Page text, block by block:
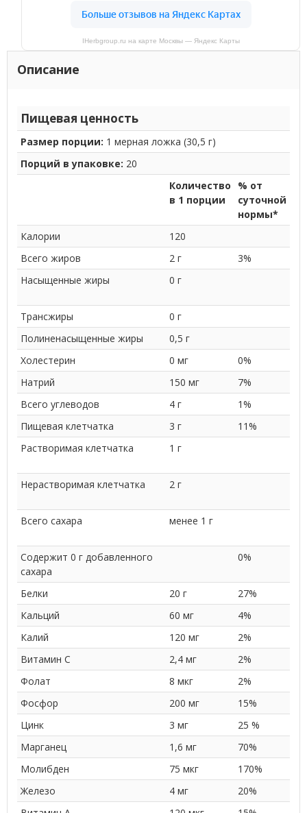
IHerbgroup.ru на карте Москвы — Яндекс Карты
Описание
Пищевая ценность
Размер порции: 1 мерная ложка (30,5 г)
Порций в упаковке: 20
Количество
в 1 порции
% от
суточной
нормы*
Калории
120
Всего жиров
2 г
3%
Насыщенные жиры
0 г
Трансжиры
0 г
Полиненасыщенные жиры
0,5 г
Холестерин
0 мг
0%
Натрий
150 мг
7%
Всего углеводов
4 г
1%
Пищевая клетчатка
3 г
11%
Растворимая клетчатка
1 г
Нерастворимая клетчатка 2 г
Всего сахара менее 1 г
Содержит 0 г добавленного
сахара
0%
Белки 20 г
27%
Кальций
60 мг
4%
Калий
120 мг
2%
Витамин C
2,4 мг
2%
Фолат
8 мкг
2%
Фосфор
200 мг
15%
Цинк
3 мг
25 %
Марганец
1,6 мг
70%
Молибден
75 мкг
170%
Железо
4 мг
20%